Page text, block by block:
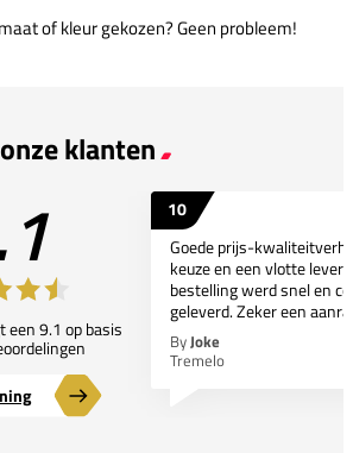
of kleur gekozen? Geen probleem!
klanten
een 9.1 op basis
10
Goede prijs-
keuze en een vlotte
bestelling werd snel en
geleverd. Zeker een
ByJoke
Tremelo